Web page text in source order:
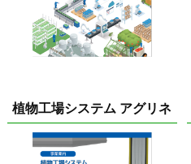
植物工場システム アグリネ